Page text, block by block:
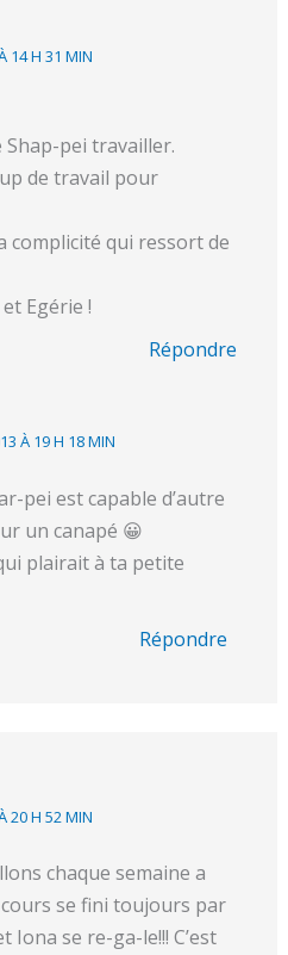
14 H 31 MIN
Shap-pei travailler.
de travail pour
complicité qui ressort de
Egérie !
Répondre
À 19 H 18 MIN
pei est capable d’autre
un canapé 😀
plairait à ta petite
Répondre
20 H 52 MIN
chaque semaine a
se fini toujours par
Iona se re-ga-le!!! C’est